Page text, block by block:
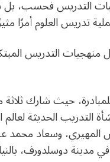
التدريس فحسب، بل
العلوم أمرًا
التدريس
حيث شارك
التدريب الحديثة
وسعاد محمد
في مدينة دوسلدورف،